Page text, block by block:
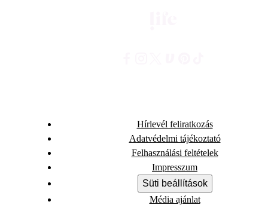
Hírlevél feliratkozás
Adatvédelmi tájékoztató
Felhasználási feltételek
Impresszum
Süti beállítások
Média ajánlat